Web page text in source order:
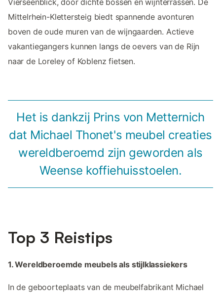
Vierseenblick, door dichte bossen en wijnterrassen. De
Mittelrhein-Klettersteig biedt spannende avonturen
boven de oude muren van de wijngaarden. Actieve
vakantiegangers kunnen langs de oevers van de Rijn
naar de Loreley of Koblenz fietsen.
Het is dankzij Prins von Metternich
dat Michael Thonet's meubel creaties
wereldberoemd zijn geworden als
Weense koffiehuisstoelen.
Top 3 Reistips
1. Wereldberoemde meubels als stijlklassiekers
In de geboorteplaats van de meubelfabrikant Michael